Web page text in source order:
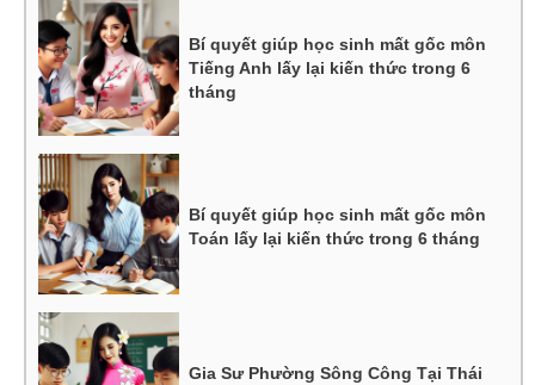
Bí quyết giúp học sinh mất gốc môn
Tiếng Anh lấy lại kiến thức trong 6
tháng
Bí quyết giúp học sinh mất gốc môn
Toán lấy lại kiến thức trong 6 tháng
Gia Sư Phường Sông Công Tại Thái